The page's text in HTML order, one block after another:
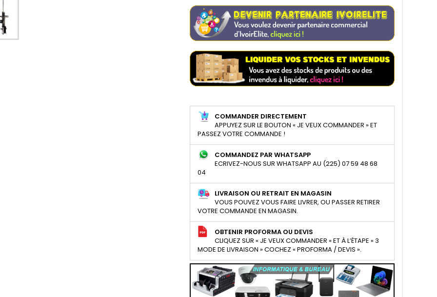
COMMANDER DIRECTEMENT
APPUYEZ SUR LE BOUTON « JE VEUX COMMANDER » ET
PASSEZ VOTRE COMMANDE !
COMMANDEZ PAR WHATSAPP
ECRIVEZ-NOUS SUR WHATSAPP AU (225) 07 59 48 68
04
LIVRAISON OU RETRAIT EN MAGASIN
VOUS POUVEZ VOUS FAIRE LIVRER, OU PASSER RETIRER
VOTRE COMMANDE EN MAGASIN.
OBTENIR PROFORMA OU DEVIS
CLIQUEZ SUR « JE VEUX COMMANDER » ET À L’ÉTAPE « 3
MODE DE LIVRAISON » COCHEZ « PROFORMA / DEVIS ».